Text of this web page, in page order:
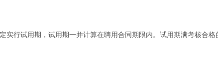
行试用期，试用期一并计算在聘用合同期限内。试用期满考核合格